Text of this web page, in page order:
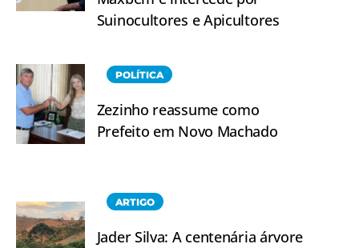
Suinocultores e Apicultores
POLÍTICA
Zezinho reassume como
Prefeito em Novo Machado
ARTIGO
Jader Silva: A centenária árvore